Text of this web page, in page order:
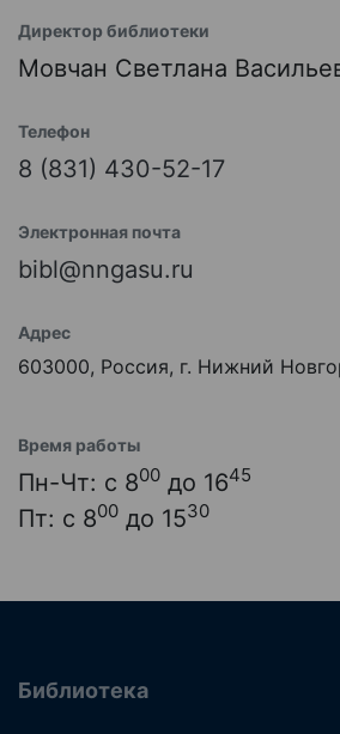
Директор библиотеки
Мовчан Светлана
Телефон
8 (831) 430-52-17
Электронная почта
bibl@nngasu.ru
Адрес
603000, Россия, г. Нижний
Время работы
Пн-Чт: с 800 до 1645
Пт: с 800 до 1530
Библиотека